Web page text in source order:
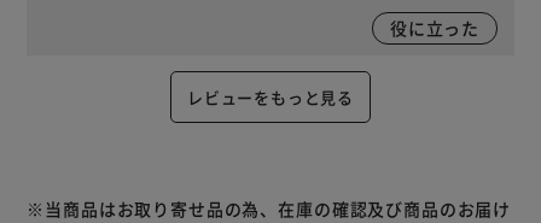
役に立った
レビューをもっと見る
※当商品はお取り寄せ品の為、在庫の確認及び商品のお届け